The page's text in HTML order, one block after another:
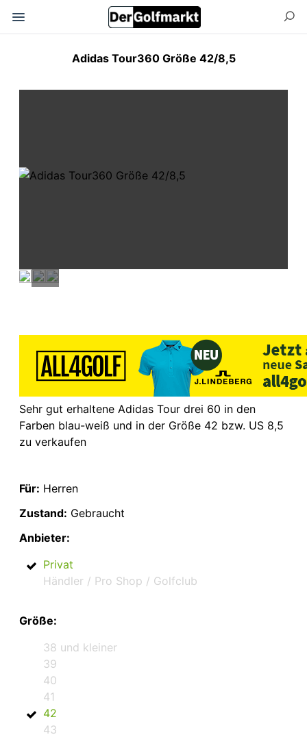
Adidas Tour360 Größe 42/8,5
Sehr gut erhaltene Adidas Tour drei 60 in den
Farben blau-weiß und in der Größe 42 bzw. US 8,5
zu verkaufen
Für: Herren
Zustand: Gebraucht
Anbieter:
Privat
Händler / Pro Shop / Golfclub
Größe:
38 und kleiner
39
40
41
42
43